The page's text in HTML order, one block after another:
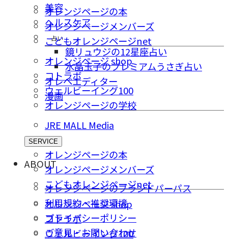
美容
ヘルスケア
占い
鏡リュウジの12星座占い
水晶玉子のプレミアムうさぎ占い
オレペエディター
漫画
オレンジページの本
オレンジページメンバーズ
こどもオレンジページnet
オレンジページ shop
コトラボ
ウェルビーイング100
オレンジページの学校
JRE MALL Media
SERVICE
オレンジページの本
オレンジページメンバーズ
こどもオレンジページnet
オレンジページ shop
コトラボ
ウェルビーイング100
ABOUT
オレンジページのブランドパーパス
利用規約・推奨環境
プライバシーポリシー
ご意⾒・お問い合わせ